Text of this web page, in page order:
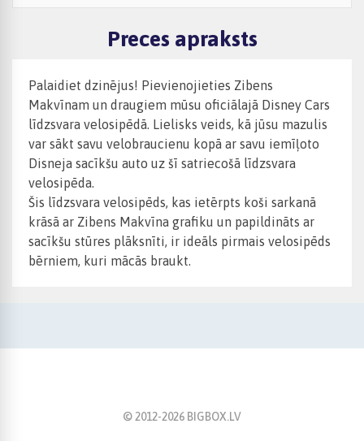
Preces apraksts
Palaidiet dzinējus! Pievienojieties Zibens
Makvīnam un draugiem mūsu oficiālajā Disney Cars
līdzsvara velosipēdā. Lielisks veids, kā jūsu mazulis
var sākt savu velobraucienu kopā ar savu iemīļoto
Disneja sacīkšu auto uz šī satriecošā līdzsvara
velosipēda.
Šis līdzsvara velosipēds, kas ietērpts koši sarkanā
krāsā ar Zibens Makvīna grafiku un papildināts ar
sacīkšu stūres plāksnīti, ir ideāls pirmais velosipēds
bērniem, kuri mācās braukt.
© 2012-2026 BIGBOX.LV